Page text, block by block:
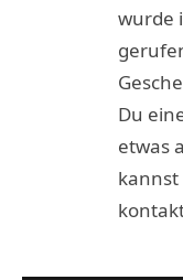
wurde
Du
etwas
kannst